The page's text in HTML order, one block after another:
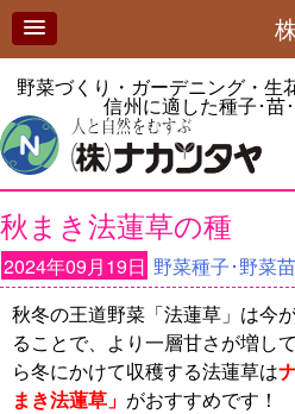
野菜づくり・ガーデニング・生
信州に適した種子･苗
秋まき法蓮草の種
2024年09月19日 野菜種子･野菜
秋冬の王道野菜「法蓮草」は今
ることで、より一層甘さが増し
ら冬にかけて収穫する法蓮草は
まき法蓮草」 がおすすめです！